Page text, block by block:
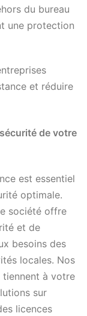
du bureau
une protection
et réduire
de votre
est essentiel
optimale.
société offre
et de
besoins des
locales. Nos
tiennent à votre
sur
licences